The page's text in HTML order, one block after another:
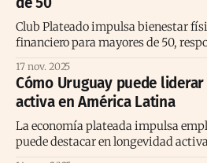
Club Plateado impulsa bienestar
financiero para mayores de 50,
17 nov. 2025
Cómo Uruguay puede
activa en América Latina
La economía plateada impulsa
puede destacar en longevidad